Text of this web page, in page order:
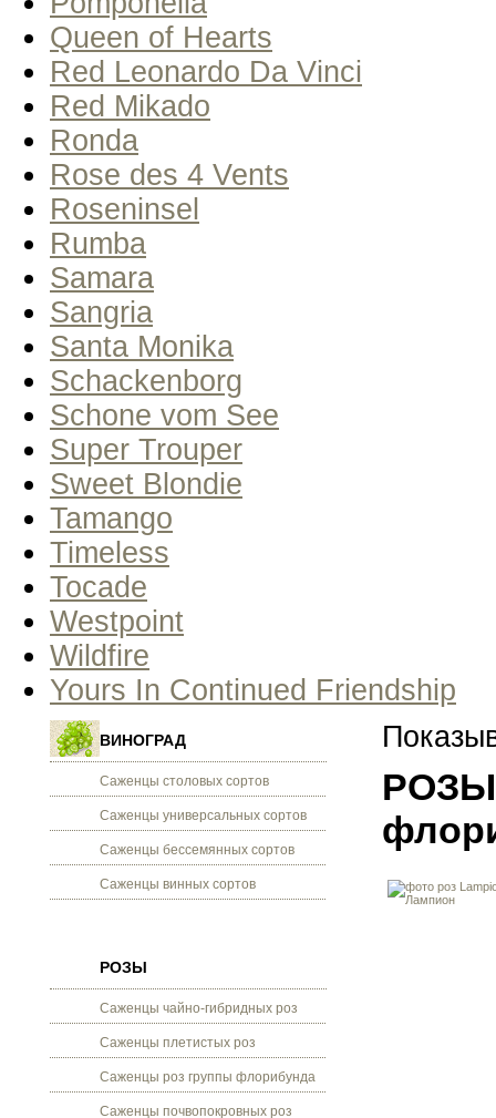
Queen of Hearts
Red Leonardo Da Vinci
Red Mikado
Ronda
Rose des 4 Vents
Roseninsel
Rumba
Samara
Sangria
Santa Monika
Schackenborg
Schone vom See
Super Trouper
Sweet Blondie
Tamango
Timeless
Tocade
Westpoint
Wildfire
Yours In Continued Friendship
ВИНОГРАД
Саженцы столовых сортов
Саженцы универсальных сортов
Саженцы бессемянных сортов
Саженцы винных сортов
РОЗЫ
Саженцы чайно-гибридных роз
Саженцы плетистых роз
Саженцы роз группы флорибунда
Саженцы почвопокровных роз
РОЗЫ